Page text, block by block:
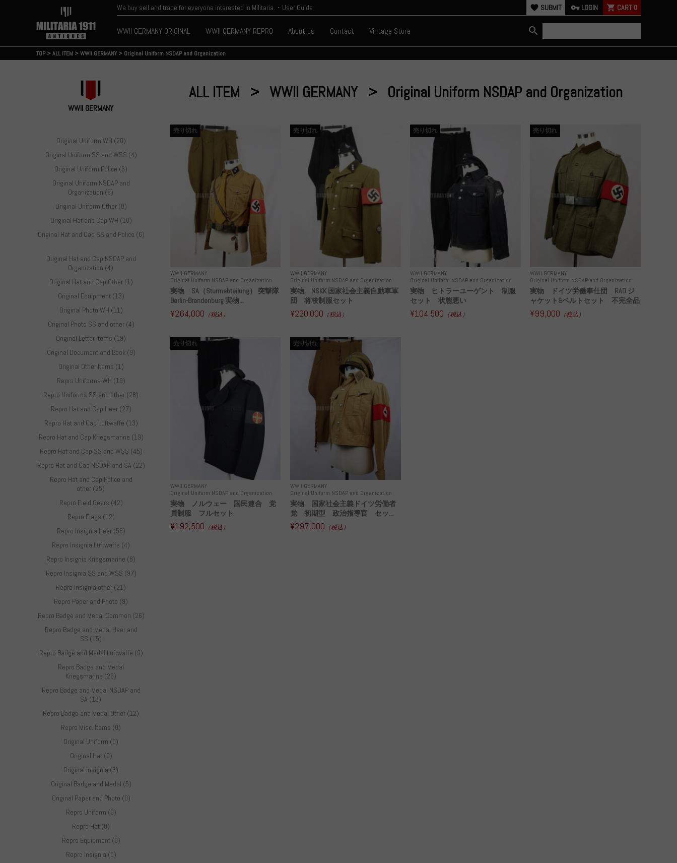
We buy sell and trade for everyone interested in Militaria.・User Guide favorite SUBMIT vpn_key LOGIN shopping_cart CART 0
WWII GERMANY ORIGINAL WWII GERMANY REPRO About us Contact Vintage Store search
TOP>ALL ITEM >WWII GERMANY > Original Uniform NSDAP and Organization
WWII GERMANY
Original Uniform WH (20)
Original Uniform SS and WSS (4)
Original Uniform Police (3)
Original Uniform NSDAP and
Organization (6)
Original Uniform Other (0)
Original Hat and Cap WH (10)
Original Hat and Cap SS and Police (6)
Original Hat and Cap NSDAP and
Organization (4)
Original Hat and Cap Other (1)
Original Equipment (13)
Original Photo WH (11)
Original Photo SS and other (4)
Original Letter items (19)
Original Document and Book (9)
Original Other Items (1)
Repro Uniforms WH (19)
Repro Uniforms SS and other (28)
Repro Hat and Cap Heer (27)
Repro Hat and Cap Luftwaffe (13)
Repro Hat and Cap Kriegsmarine (19)
Repro Hat and Cap SS and WSS (45)
Repro Hat and Cap NSDAP and SA (22)
Repro Hat and Cap Police and
other (25)
Repro Field Gears (42)
Repro Flags (12)
Repro Insignia Heer (56)
Repro Insignia Luftwaffe (4)
Repro Insignia Kriegsmarine (8)
Repro Insignia SS and WSS (97)
Repro Insignia other (21)
Repro Paper and Photo (9)
Repro Badge and Medal Common (26)
Repro Badge and Medal Heer and
SS (15)
Repro Badge and Medal Luftwaffe (9)
Repro Badge and Medal
Kriegsmarine (26)
Repro Badge and Medal NSDAP and
SA (13)
Repro Badge and Medal Other (12)
Repro Misc. Items (0)
Original Uniform (0)
Original Hat (0)
Original Insignia (3)
Original Badge and Medal (5)
Original Paper and Photo (0)
Repro Uniform (0)
Repro Hat (0)
Repro Equipment (0)
Repro Insignia (0)
ALL ITEM WWII GERMANY Original Uniform NSDAP and Organization
WWII GERMANY
Original Uniform NSDAP and Organization
売り切れ
実物 SA（Sturmabteilung） 突撃隊
Berlin-Brandenburg 実物...
¥264,000 （税込）
WWII GERMANY
Original Uniform NSDAP and Organization
売り切れ
実物 NSKK 国家社会主義自動車軍
団 将校制服セット
¥220,000 （税込）
WWII GERMANY
Original Uniform NSDAP and Organization
売り切れ
実物 ヒトラーユーゲント 制服
セット 状態悪い
¥104,500 （税込）
WWII GERMANY
Original Uniform NSDAP and Organization
売り切れ
実物 ドイツ労働奉仕団 RAD ジ
ャケット&ベルトセット 不完全品
¥99,000 （税込）
WWII GERMANY
Original Uniform NSDAP and Organization
売り切れ
実物 ノルウェー 国民連合 党
員制服 フルセット
¥192,500 （税込）
WWII GERMANY
Original Uniform NSDAP and Organization
売り切れ
実物 国家社会主義ドイツ労働者
党 初期型 政治指導官 セッ...
¥297,000 （税込）